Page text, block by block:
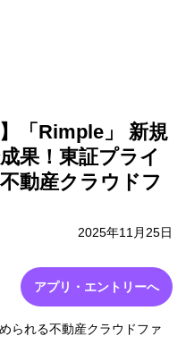
「Rimple」 新規
果！東証プライ
動産クラウドフ
2025年11月25日
アプリ・エントリーへ
られる不動産クラウドファ